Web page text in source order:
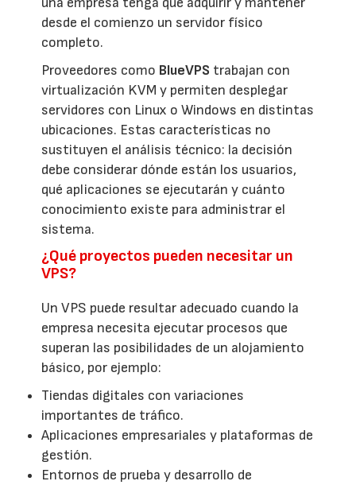
desde el comienzo un servidor físico
completo.
Proveedores como BlueVPS trabajan con
virtualización KVM y permiten desplegar
servidores con Linux o Windows en distintas
ubicaciones. Estas características no
sustituyen el análisis técnico: la decisión
debe considerar dónde están los usuarios,
qué aplicaciones se ejecutarán y cuánto
conocimiento existe para administrar el
sistema.
¿Qué proyectos pueden necesitar un
VPS?
Un VPS puede resultar adecuado cuando la
empresa necesita ejecutar procesos que
superan las posibilidades de un alojamiento
básico, por ejemplo:
Tiendas digitales con variaciones
importantes de tráfico.
Aplicaciones empresariales y plataformas de
gestión.
Entornos de prueba y desarrollo de